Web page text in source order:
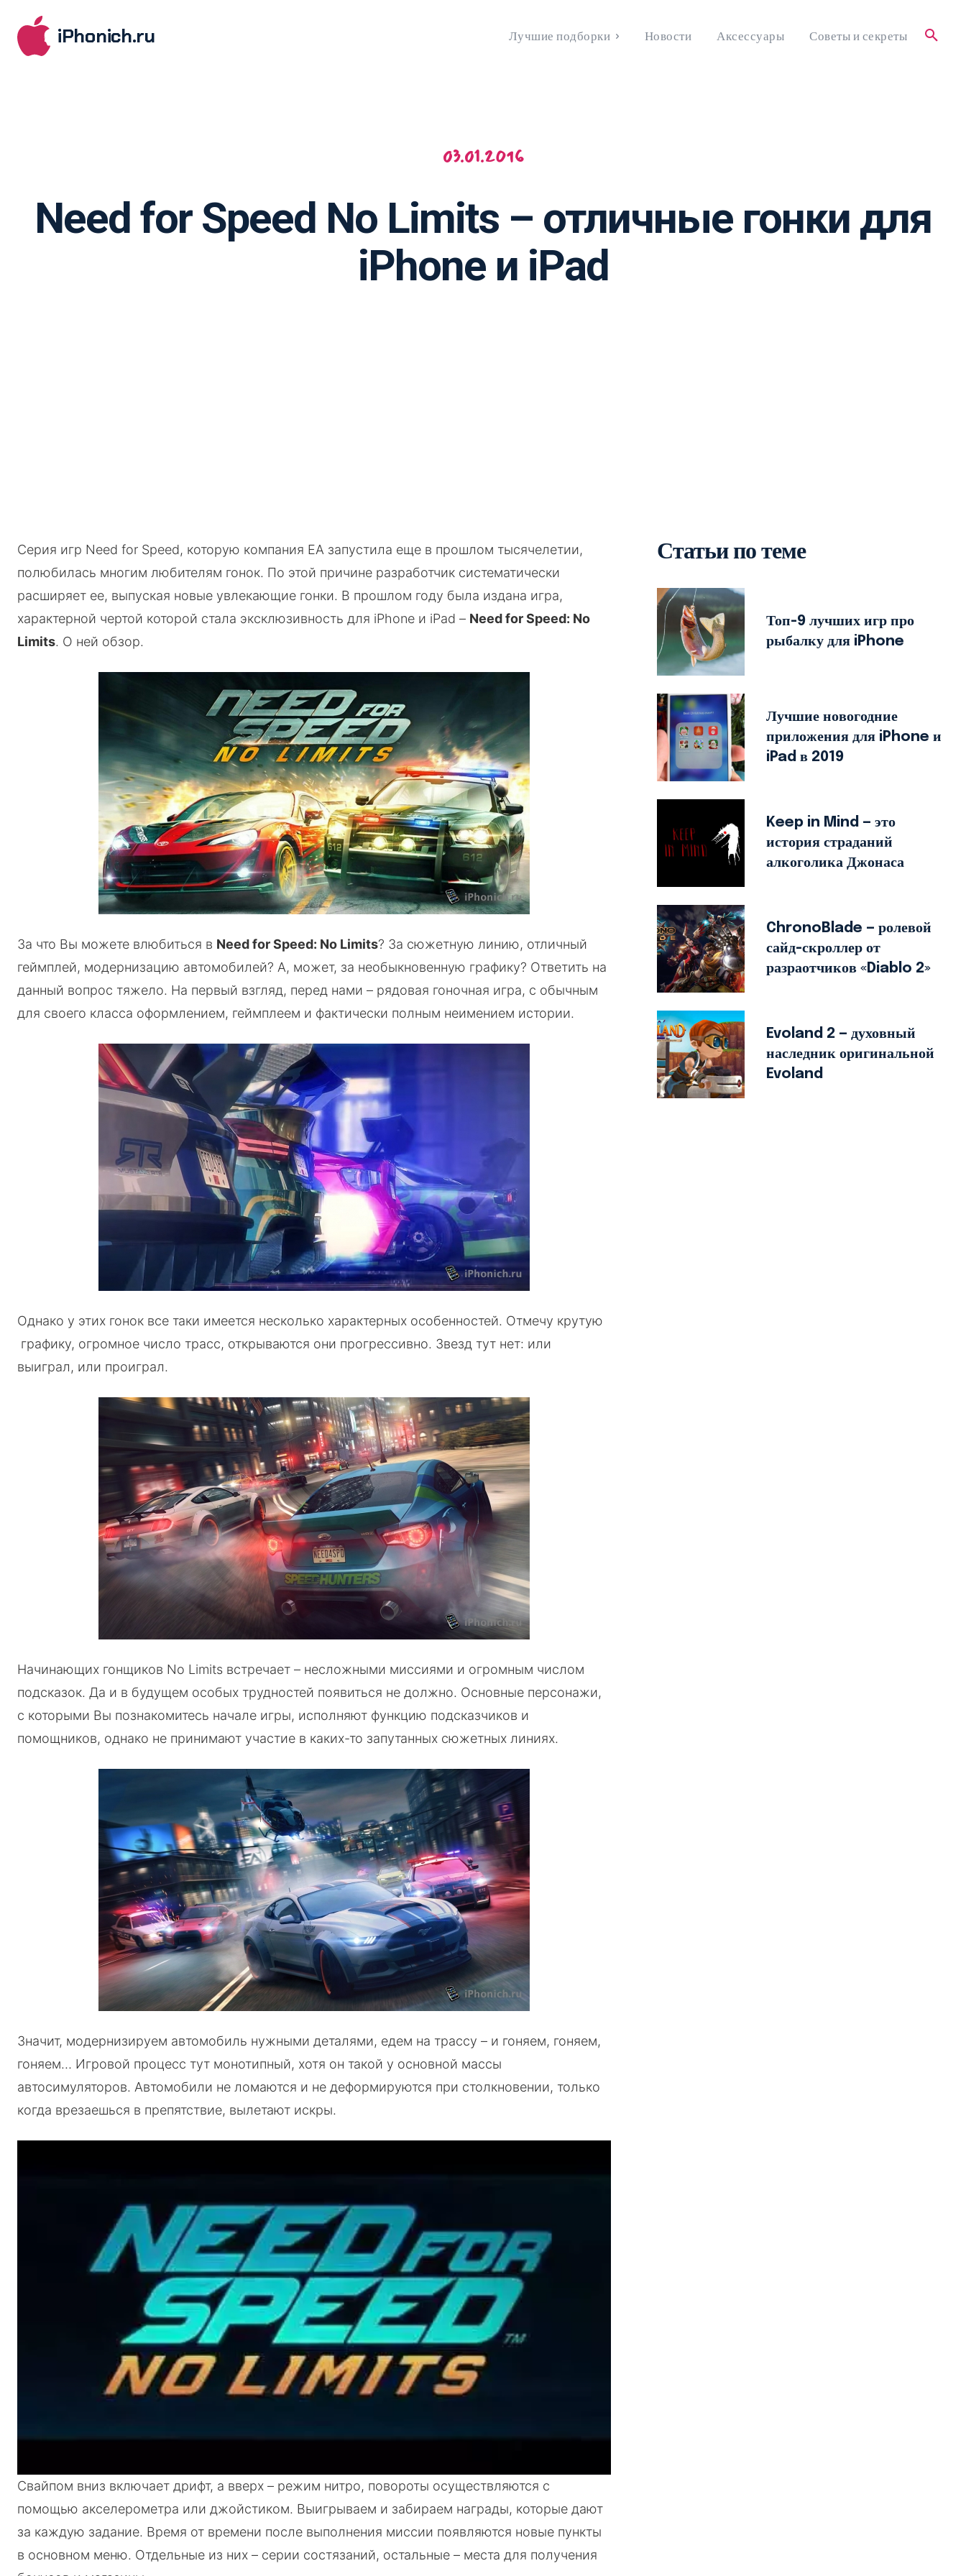
iPhonich.ru Лучшие подборки Новости Аксессуары Советы и секреты
03.01.2016
Need for Speed No Limits – отличные гонки для
iPhone и iPad
Серия игр Need for Speed, которую компания EA запустила еще в прошлом тысячелетии,
полюбилась многим любителям гонок. По этой причине разработчик систематически
расширяет ее, выпуская новые увлекающие гонки. В прошлом году была издана игра,
характерной чертой которой стала эксклюзивность для iPhone и iPad – Need for Speed: No
Limits. О ней обзор.
За что Вы можете влюбиться в Need for Speed: No Limits? За сюжетную линию, отличный
геймплей, модернизацию автомобилей? А, может, за необыкновенную графику? Ответить на
данный вопрос тяжело. На первый взгляд, перед нами – рядовая гоночная игра, с обычным
для своего класса оформлением, геймплеем и фактически полным неимением истории.
Однако у этих гонок все таки имеется несколько характерных особенностей. Отмечу крутую
графику, огромное число трасс, открываются они прогрессивно. Звезд тут нет: или
выиграл, или проиграл.
Начинающих гонщиков No Limits встречает – несложными миссиями и огромным числом
подсказок. Да и в будущем особых трудностей появиться не должно. Основные персонажи,
с которыми Вы познакомитесь начале игры, исполняют функцию подсказчиков и
помощников, однако не принимают участие в каких-то запутанных сюжетных линиях.
Значит, модернизируем автомобиль нужными деталями, едем на трассу – и гоняем, гоняем,
гоняем… Игровой процесс тут монотипный, хотя он такой у основной массы
автосимуляторов. Автомобили не ломаются и не деформируются при столкновении, только
когда врезаешься в препятствие, вылетают искры.
Свайпом вниз включает дрифт, а вверх – режим нитро, повороты осуществляются с
помощью акселерометра или джойстиком. Выигрываем и забираем награды, которые дают
за каждую задание. Время от времени после выполнения миссии появляются новые пункты
в основном меню. Отдельные из них – серии состязаний, остальные – места для получения
Статьи по теме
Топ-9 лучших игр про
рыбалку для iPhone
Лучшие новогодние
приложения для iPhone и
iPad в 2019
Keep in Mind — это
история страданий
алкоголика Джонаса
ChronoBlade — ролевой
сайд-скроллер от
разраотчиков «Diablo 2»
Evoland 2 — духовный
наследник оригинальной
Evoland